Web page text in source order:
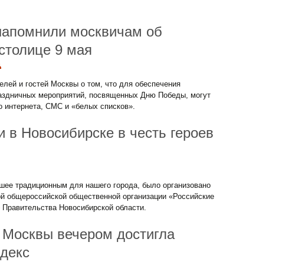
москвичам об
9 мая
и гостей Москвы о том, что для обеспечения
мероприятий, посвященных Дню Победы, могут
интернета, СМС и «белых списков».
в Новосибирске в честь героев
традиционным для нашего города, было организовано
общественной организации «Российские
Новосибирской области.
вечером достигла